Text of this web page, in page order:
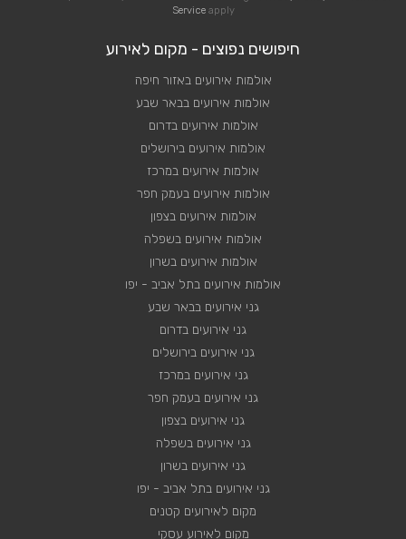
Serviceapply
חיפושים נפוצים - מקום לאירוע
אולמות אירועים באזור חיפה
אולמות אירועים בבאר שבע
אולמות אירועים בדרום
אולמות אירועים בירושלים
אולמות אירועים במרכז
אולמות אירועים בעמק חפר
אולמות אירועים בצפון
אולמות אירועים בשפלה
אולמות אירועים בשרון
אולמות אירועים בתל אביב - יפו
גני אירועים בבאר שבע
גני אירועים בדרום
גני אירועים בירושלים
גני אירועים במרכז
גני אירועים בעמק חפר
גני אירועים בצפון
גני אירועים בשפלה
גני אירועים בשרון
גני אירועים בתל אביב - יפו
מקום לאירועים קטנים
מקום לאירוע עסקי